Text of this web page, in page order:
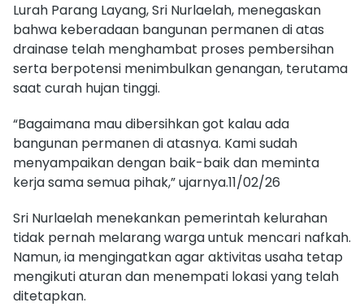
Lurah Parang Layang, Sri Nurlaelah, menegaskan
bahwa keberadaan bangunan permanen di atas
drainase telah menghambat proses pembersihan
serta berpotensi menimbulkan genangan, terutama
saat curah hujan tinggi.
“Bagaimana mau dibersihkan got kalau ada
bangunan permanen di atasnya. Kami sudah
menyampaikan dengan baik-baik dan meminta
kerja sama semua pihak,” ujarnya.11/02/26
Sri Nurlaelah menekankan pemerintah kelurahan
tidak pernah melarang warga untuk mencari nafkah.
Namun, ia mengingatkan agar aktivitas usaha tetap
mengikuti aturan dan menempati lokasi yang telah
ditetapkan.